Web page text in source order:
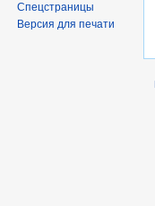
Спецстраницы
Версия для печати